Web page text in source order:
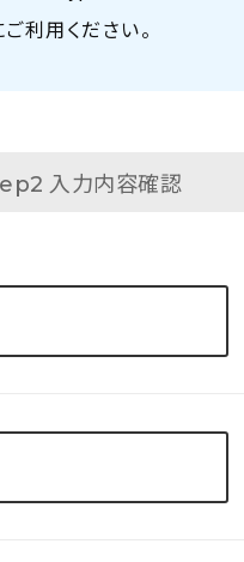
利用ください。
入力内容確認